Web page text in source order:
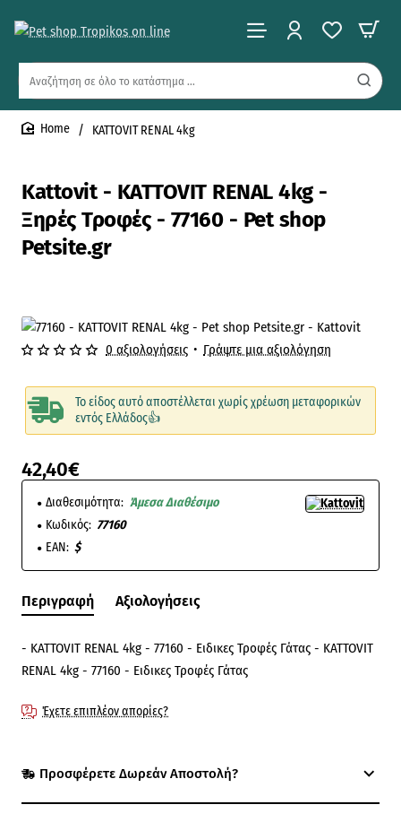
Αναζήτηση
όλο
το
Kattovit - KATTOVIT RENAL 4kg -
Ξηρές Τροφές - 77160 - Pet shop
Petsite.gr
KATTOVIT RENAL 4kg
Το είδος αυτό αποστέλλεται χωρίς χρέωση μεταφορικών
εντός Ελλάδος👍
0 αξιολογήσεις • Γράψτε μια αξιολόγηση
42,40€
Διαθεσιμότητα: Άμεσα Διαθέσιμο
Κωδικός: 77160
EAN: $
Περιγραφή Αξιολογήσεις
- KATTOVIT RENAL 4kg - 77160 - Ειδικες Τροφές Γάτας - KATTOVIT
RENAL 4kg - 77160 - Ειδικες Τροφές Γάτας
Έχετε επιπλέον απορίες?
Προσφέρετε Δωρεάν Αποστολή?